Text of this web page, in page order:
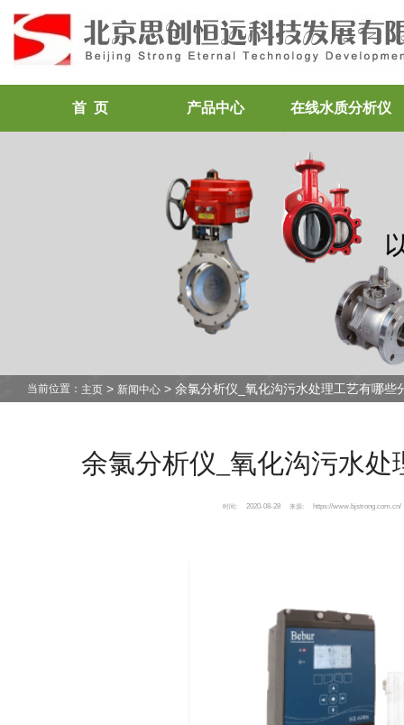
首 页 产品中心 在线水质分析仪
当前位置： 主页 > 新闻中心 > 余氯分析仪_氧化沟污水处理工艺有哪些
余氯分析仪_氧化沟污水
时间: 2020-08-28 来源: https://www.bjstrong.com.cn/